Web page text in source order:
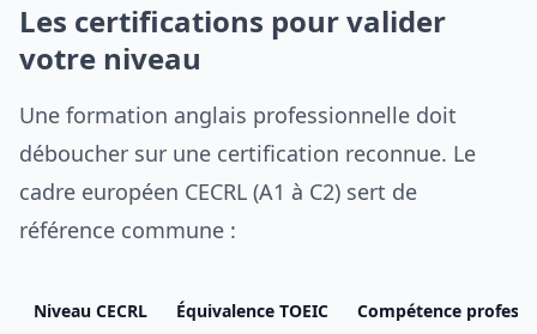
Les certifications pour valider
votre niveau
Une formation anglais professionnelle doit
déboucher sur une certification reconnue. Le
cadre européen CECRL (A1 à C2) sert de
référence commune :
Niveau CECRL Équivalence TOEIC Compétence